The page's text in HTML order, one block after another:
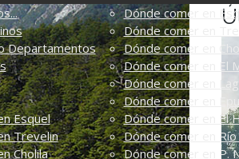
Departamentos
Esquel
Trevelin
Cholila
Dónde comer en
Dónde comer en
Dónde comer en
Dónde comer en El
Dónde comer en
Dónde comer en
Dónde comer en El
Dónde comer en Río
Dónde comer en P.